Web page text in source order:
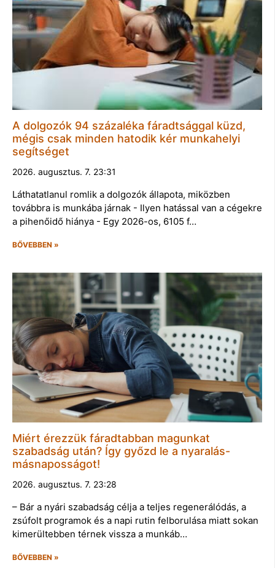
A dolgozók 94 százaléka fáradtsággal küzd,
mégis csak minden hatodik kér munkahelyi
segítséget
2026. augusztus. 7. 23:31
Láthatatlanul romlik a dolgozók állapota, miközben
továbbra is munkába járnak - Ilyen hatással van a cégekre
a pihenőidő hiánya - Egy 2026-os, 6105 f…
BŐVEBBEN »
Miért érezzük fáradtabban magunkat
szabadság után? Így győzd le a nyaralás-
másnaposságot!
2026. augusztus. 7. 23:28
– Bár a nyári szabadság célja a teljes regenerálódás, a
zsúfolt programok és a napi rutin felborulása miatt sokan
kimerültebben térnek vissza a munkáb…
BŐVEBBEN »